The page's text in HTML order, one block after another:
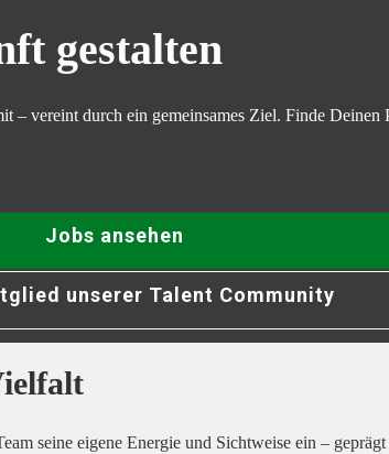
gestalten
– vereint durch ein gemeinsames Ziel. Finde Deinen
Jobs ansehen
unserer Talent Community
seine eigene Energie und Sichtweise ein –